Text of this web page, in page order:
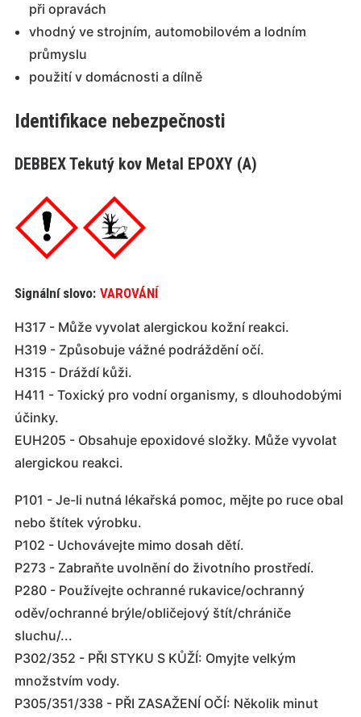
při opravách
vhodný ve strojním, automobilovém a lodním
průmyslu
použití v domácnosti a dílně
Identifikace nebezpečnosti
DEBBEX Tekutý kov Metal EPOXY (A)
Signální slovo: VAROVÁNÍ
H317 - Může vyvolat alergickou kožní reakci.
H319 - Způsobuje vážné podráždění očí.
H315 - Dráždí kůži.
H411 - Toxický pro vodní organismy, s dlouhodobými
účinky.
EUH205 - Obsahuje epoxidové složky. Může vyvolat
alergickou reakci.
P101 - Je-li nutná lékařská pomoc, mějte po ruce obal
nebo štítek výrobku.
P102 - Uchovávejte mimo dosah dětí.
P273 - Zabraňte uvolnění do životního prostředí.
P280 - Používejte ochranné rukavice/ochranný
oděv/ochranné brýle/obličejový štít/chrániče
sluchu/...
P302/352 - PŘI STYKU S KŮŽÍ: Omyjte velkým
množstvím vody.
P305/351/338 - PŘI ZASAŽENÍ OČÍ: Několik minut